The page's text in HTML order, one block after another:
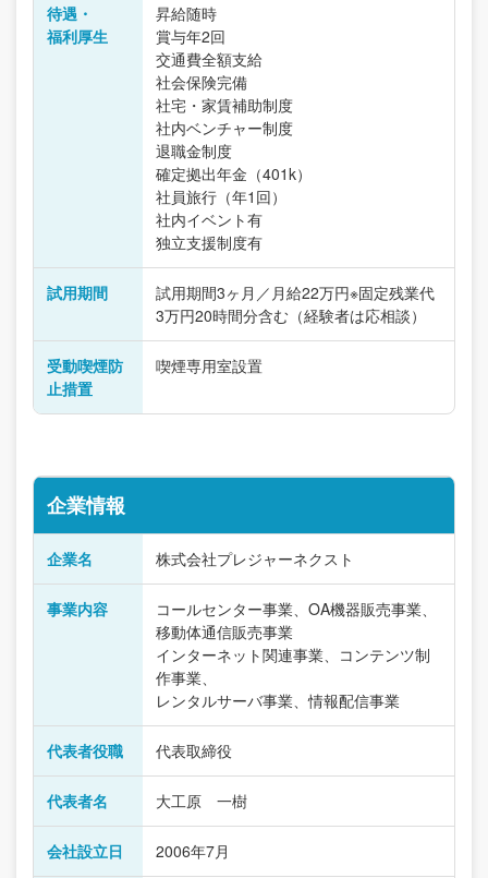
待遇・
福利厚生
昇給随時
賞与年2回
交通費全額支給
社会保険完備
社宅・家賃補助制度
社内ベンチャー制度
退職金制度
確定拠出年金（401k）
社員旅行（年1回）
社内イベント有
独立支援制度有
試用期間
試用期間3ヶ月／月給22万円※固定残業代
3万円20時間分含む（経験者は応相談）
受動喫煙防
止措置
喫煙専用室設置
企業情報
企業名 株式会社プレジャーネクスト
事業内容
コールセンター事業、OA機器販売事業、
移動体通信販売事業
インターネット関連事業、コンテンツ制
作事業、
レンタルサーバ事業、情報配信事業
代表者役職 代表取締役
代表者名 大工原 一樹
会社設立日 2006年7月